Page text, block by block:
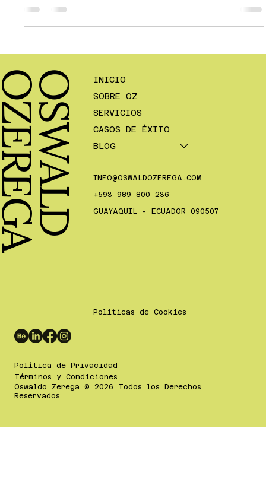
basada en crecimiento orgánico, optimización web, Google
Business Profile y plataformas de gestión como Hostaway, la
INICIO
SOBRE OZ
SERVICIOS
CASOS DE ÉXITO
BLOG
INFO@OSWALDOZEREGA.COM
+593 989 800 236
GUAYAQUIL - ECUADOR 090507
Políticas de Cookies
Política de Privacidad
Términos y Condiciones
Oswaldo Zerega © 2026 Todos los Derechos
Reservados
O
S
W
A
L
D
O
Z
E
R
E
G